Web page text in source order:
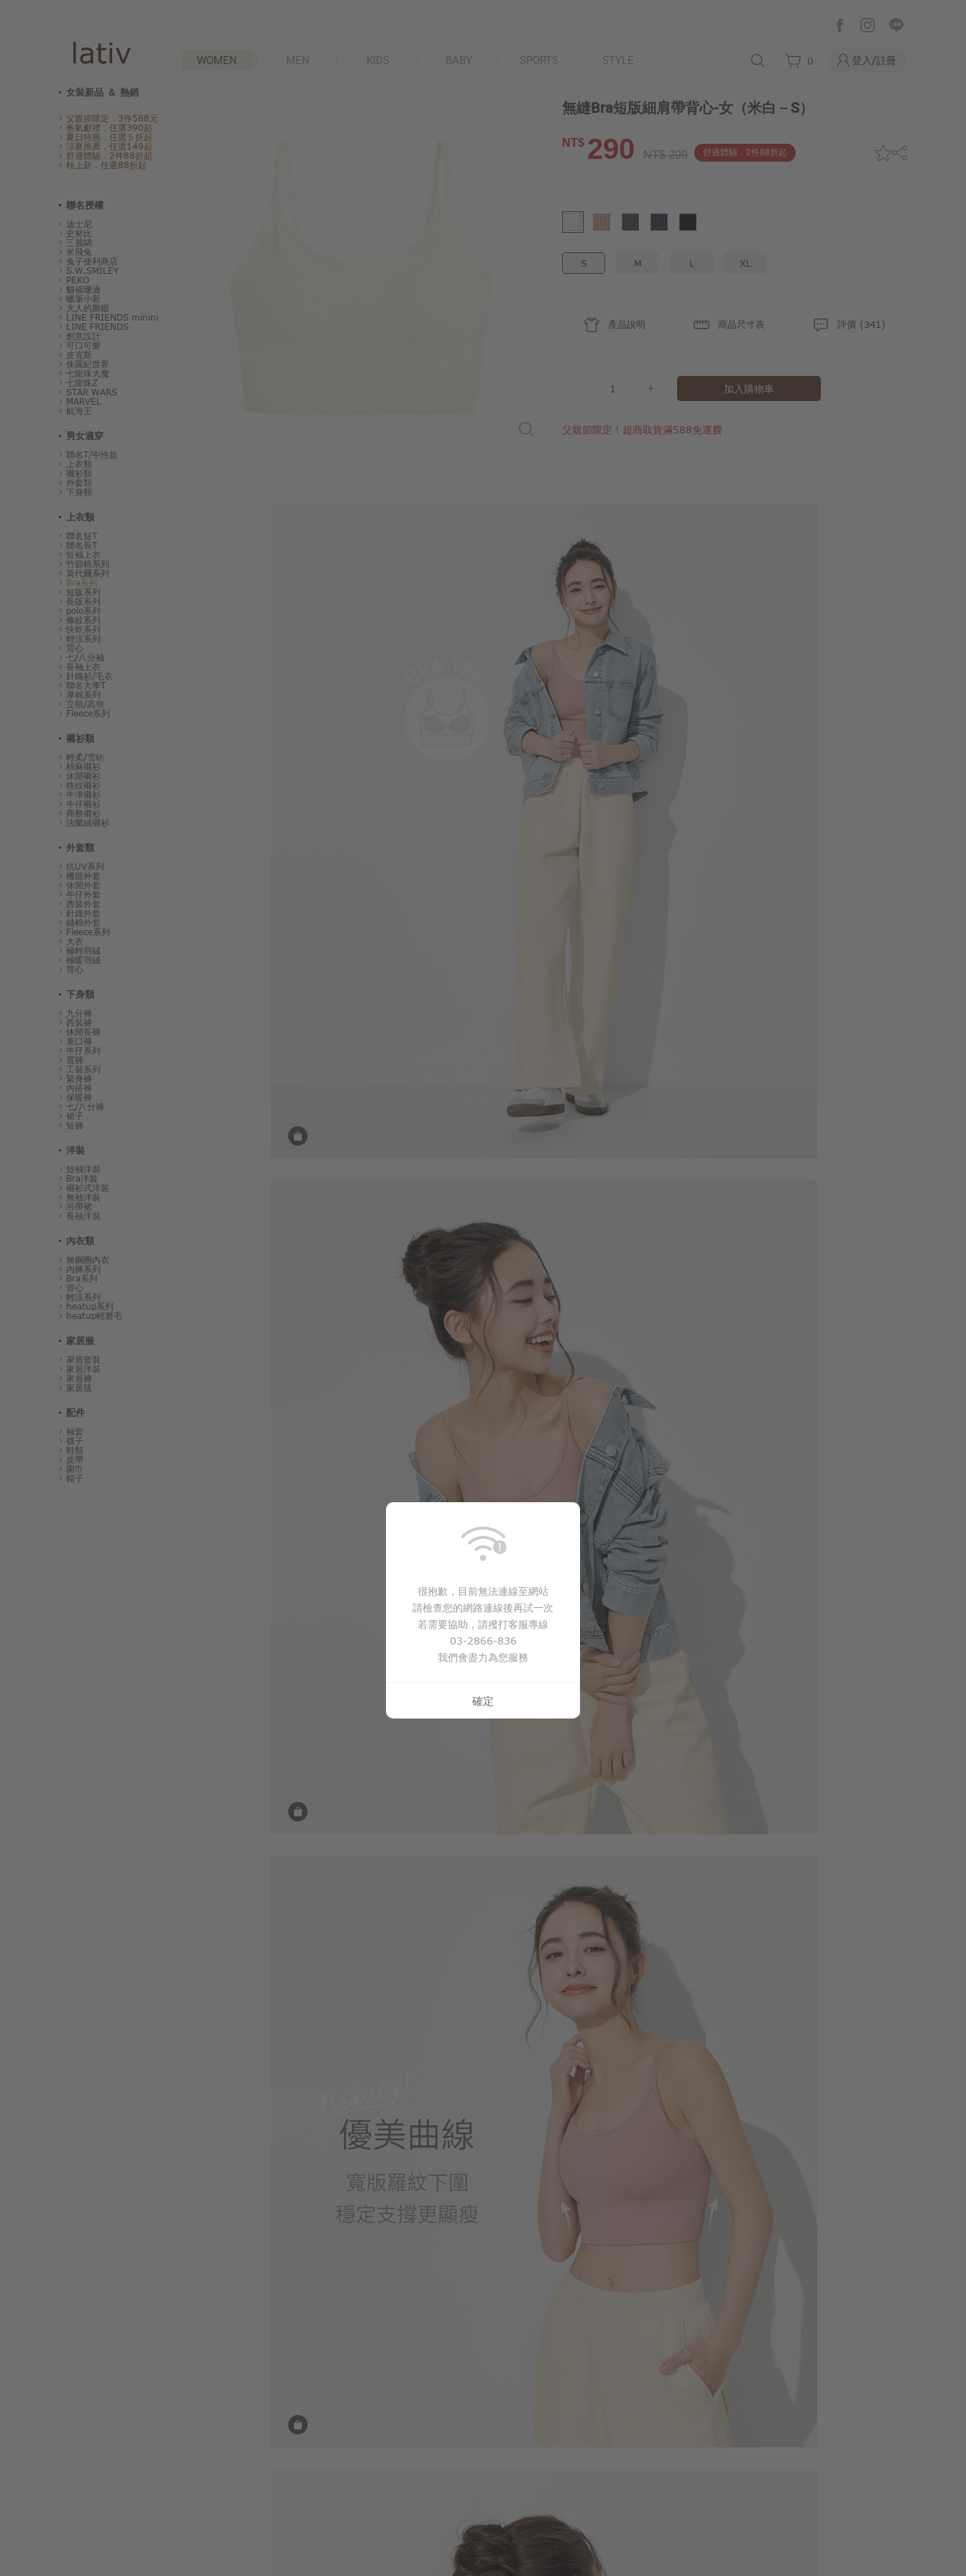
WOMEN MEN KIDS BABY SPORTS STYLE 0 登入/註冊
女裝新品 ＆ 熱銷
父親節限定．3件588元
爸氣獻禮．任選390起
夏日特惠．任選５折起
涼夏推薦．任選149起
舒適體驗．2件88折起
秋上新．任選88折起
聯名授權
迪士尼
史努比
三麗鷗
米飛兔
兔子便利商店
S.W.SMILEY
PEKO
貓福珊迪
蠟筆小新
大人的圖鑑
LINE FRIENDS minini
LINE FRIENDS
創意設計
可口可樂
皮克斯
侏羅紀世界
七龍珠大魔
七龍珠Z
STAR WARS
MARVEL
航海王
男女適穿
聯名T/中性款
上衣類
襯衫類
外套類
下身類
上衣類
聯名短T
聯名長T
短袖上衣
竹節棉系列
莫代爾系列
Bra系列
短版系列
長版系列
polo系列
條紋系列
快乾系列
輕涼系列
背心
七/八分袖
長袖上衣
針織衫/毛衣
聯名大學T
厚棉系列
立領/高領
Fleece系列
襯衫類
輕柔/雪紡
棉麻襯衫
休閒襯衫
格紋襯衫
牛津襯衫
牛仔襯衫
商務襯衫
法蘭絨襯衫
外套類
抗UV系列
機能外套
休閒外套
牛仔外套
西裝外套
針織外套
鋪棉外套
Fleece系列
大衣
極輕羽絨
極暖羽絨
背心
下身類
九分褲
西裝褲
休閒長褲
束口褲
牛仔系列
寬褲
工裝系列
緊身褲
內搭褲
保暖褲
七/八分褲
裙子
短褲
洋裝
短袖洋裝
Bra洋裝
襯衫式洋裝
無袖洋裝
吊帶裙
長袖洋裝
內衣類
無鋼圈內衣
內褲系列
Bra系列
背心
輕涼系列
heatup系列
heatup輕磨毛
家居服
家居套裝
家居洋裝
家居褲
家居毯
配件
袖套
襪子
鞋類
皮帶
圍巾
帽子
無縫Bra短版細肩帶背心-女 （米白－S）
NT$ 290 NT$ 299 舒適體驗．2件88折起
S M L XL
產品說明 商品尺寸表 評價 (341)
1 加入購物車
父親節限定！超商取貨滿588免運費
$290 $ 299
商品售完
商品售完
很抱歉，目前無法連線至網站
請檢查您的網路連線後再試一次
若需要協助，請撥打客服專線
03-2866-836
我們會盡力為您服務
確定